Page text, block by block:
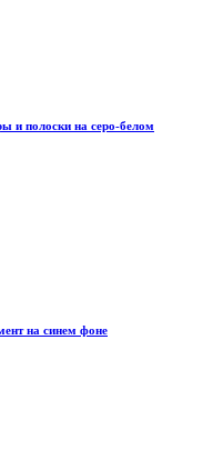
и полоски на серо-белом
на синем фоне